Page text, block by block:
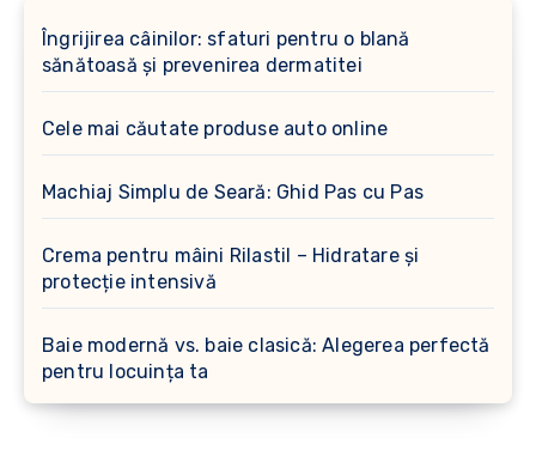
Îngrijirea câinilor: sfaturi pentru o blană
sănătoasă și prevenirea dermatitei
Cele mai căutate produse auto online
Machiaj Simplu de Seară: Ghid Pas cu Pas
Crema pentru mâini Rilastil – Hidratare și
protecție intensivă
Baie modernă vs. baie clasică: Alegerea perfectă
pentru locuința ta